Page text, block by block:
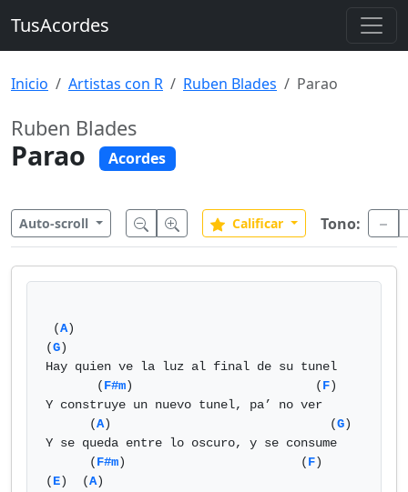
TusAcordes
Inicio Artistas con R Ruben Blades Parao
Ruben Blades
Parao Acordes
Auto-scroll Calificar Tono:
(A)
(G)
Hay quien ve la luz al final de su tunel
       (
F#m)                         (F)
Y construye un nuevo tunel, pa’ no ver
      (
A)                              (G)
Y se queda entre lo oscuro, y se consume
      (
F#m)                        (F)
(E)  (A)